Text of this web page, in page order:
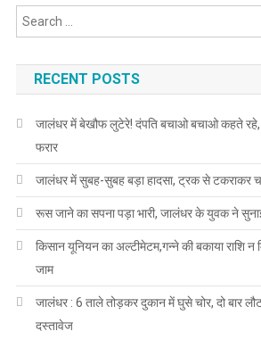
RECENT POSTS
जालंधर में बेखौफ लुटेरे! दंपति बचाओ बचाओ कहते
फरार
जालंधर में सुबह-सुबह बड़ा हादसा, ट्रक से टकराकर
रूस जाने का सपना पड़ा भारी, जालंधर के युवक ने सुनाई
किसान यूनियन का अल्टीमेटम,गन्ने की बकाया राशि न
जाम
जालंधर : 6 ताले तोड़कर दुकान में घुसे चोर, दो बार
दस्तावेज